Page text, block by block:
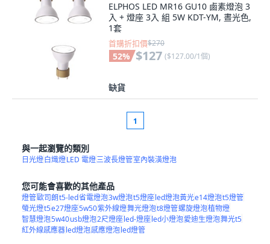
ELPHOS LED MR16 GU10 鹵素燈泡 3
入 + 燈座 3入 組 5W KDT-YM, 晝光色,
1套
首購折扣價$270
52% $127 ($127.00/1個)
缺貨
1
與一起瀏覽的類別
日光燈白熾燈LED 電燈三波長燈管室內裝潢燈泡
您可能會喜歡的其他產品
燈管歐司朗t5-led省電燈泡3w燈泡t5燈座led燈泡黃光e14燈泡t5燈管
螢光燈t5e27燈座5w50紫外線燈舞光燈泡t8燈管螺旋燈泡植物燈
智慧燈泡5w40usb燈泡2尺燈座led-燈座led小燈泡愛迪生燈泡舞光t5
紅外線感應器led燈泡感應燈泡led燈管